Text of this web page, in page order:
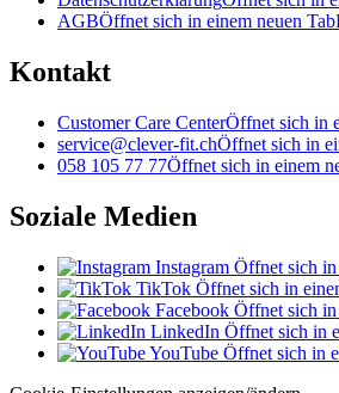
AGBÖffnet sich in einem neuen Tab
Kontakt
Customer Care CenterÖffnet sich in
service@clever-fit.chÖffnet sich in
058 105 77 77Öffnet sich in einem
Soziale Medien
Instagram Öffnet sich in
TikTok Öffnet sich in
Facebook Öffnet sich in
LinkedIn Öffnet sich in
YouTube Öffnet sich in